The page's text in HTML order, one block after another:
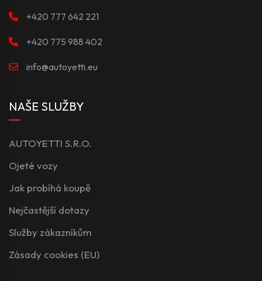
+420 777 642 221
+420 775 988 402
info@autoyetti.eu
NAŠE SLUŽBY
AUTOYETTI S.R.O.
Ojeté vozy
Jak probíhá koupě
Nejčastější dotazy
Služby zákazníkům
Zásady cookies (EU)